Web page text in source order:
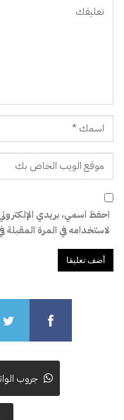
احفظ اسمي، بريدي
لاستخدامه في المرة المقبلة
جروب